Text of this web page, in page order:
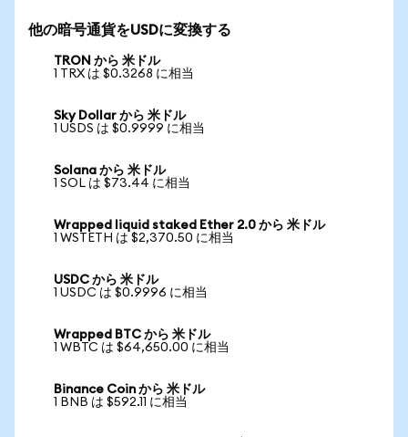
他の暗号通貨をUSDに変換する
TRON から 米ドル
1 TRX は $0.3268 に相当
Sky Dollar から 米ドル
1 USDS は $0.9999 に相当
Solana から 米ドル
1 SOL は $73.44 に相当
Wrapped liquid staked Ether 2.0 から 米ドル
1 WSTETH は $2,370.50 に相当
USDC から 米ドル
1 USDC は $0.9996 に相当
Wrapped BTC から 米ドル
1 WBTC は $64,650.00 に相当
Binance Coin から 米ドル
1 BNB は $592.11 に相当